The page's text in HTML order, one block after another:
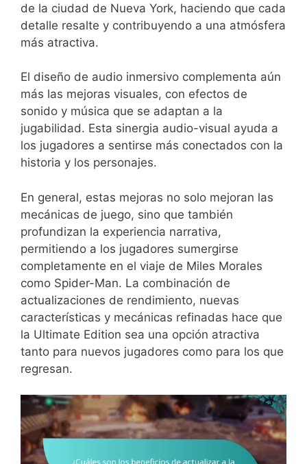
de la ciudad de Nueva York, haciendo que cada
detalle resalte y contribuyendo a una atmósfera
más atractiva.
El diseño de audio inmersivo complementa aún
más las mejoras visuales, con efectos de
sonido y música que se adaptan a la
jugabilidad. Esta sinergia audio-visual ayuda a
los jugadores a sentirse más conectados con la
historia y los personajes.
En general, estas mejoras no solo mejoran las
mecánicas de juego, sino que también
profundizan la experiencia narrativa,
permitiendo a los jugadores sumergirse
completamente en el viaje de Miles Morales
como Spider-Man. La combinación de
actualizaciones de rendimiento, nuevas
características y mecánicas refinadas hace que
la Ultimate Edition sea una opción atractiva
tanto para nuevos jugadores como para los que
regresan.